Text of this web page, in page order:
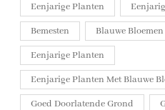
Eenjarige Planten
Bemesten
Blauwe Bloemen
Eenjarige Planten
Eenjarige Planten Met Blauwe
Goed Doorlatende Grond